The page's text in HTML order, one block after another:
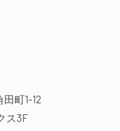
町1-12
ス3F